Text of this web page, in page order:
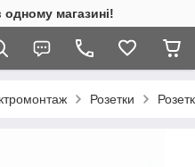
магазині!
Розетки